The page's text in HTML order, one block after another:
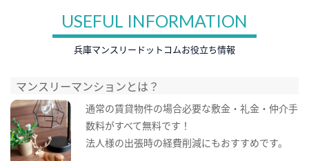
USEFUL INFORMATION
兵庫マンスリードットコムお役立ち情報
マンスリーマンションとは？
通常の賃貸物件の場合必要な敷金・礼金・仲介手
数料がすべて無料です！
法人様の出張時の経費削減にもおすすめです。